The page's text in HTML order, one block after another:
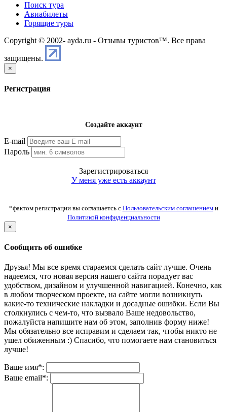
Поиск тура
Авиабилеты
Горящие туры
Copyright © 2002- ayda.ru - Отзывы туристов™. Все права
защищены.
×
Регистрация
Создайте аккаунт
E-mail
Пароль
Зарегистрироваться
У меня уже есть аккаунт
*фактом регистрации вы соглашаетсь с Пользовательским соглашениеми
Политикой конфиденциальности
×
Сообщить об ошибке
Друзья! Мы все время стараемся сделать сайт лучше. Очень
надеемся, что новая версия нашего сайта порадует вас
удобством, дизайном и улучшенной навигацией. Конечно, как
в любом творческом проекте, на сайте могли возникнуть
какие-то технические накладки и досадные ошибки. Если Вы
столкнулись с чем-то, что вызвало Ваше недовольство,
пожалуйста напишите нам об этом, заполнив форму ниже!
Мы обязательно все исправим и сделаем так, чтобы никто не
ушел обиженным :) Спасибо, что помогаете нам становиться
лучше!
Ваше имя*:
Ваше email*: